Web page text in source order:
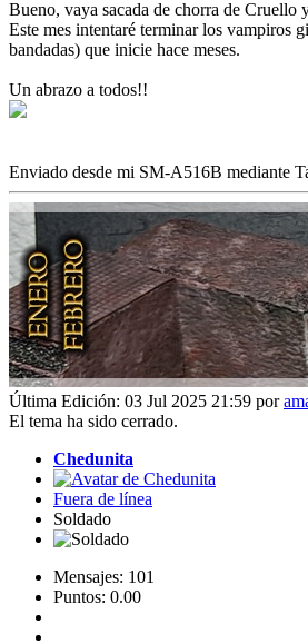
Bueno, vaya sacada de chorra de Cruello
Este mes intentaré terminar los vampiros
bandadas) que inicie hace meses.
Un abrazo a todos!!
Enviado desde mi SM-A516B mediante
Última Edición: 03 Jul 2025 21:59 por
El tema ha sido cerrado.
Chedunita
Fuera de línea
Soldado
Mensajes: 101
Puntos: 0.00